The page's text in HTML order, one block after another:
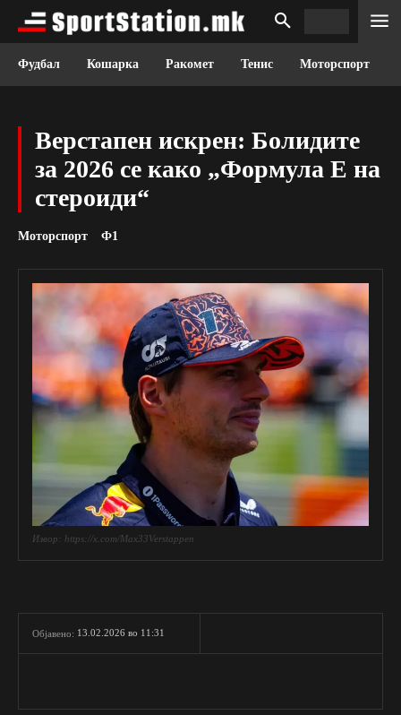
Фудбал Кошарка Ракомет Тенис Моторспорт
Верстапен искрен: Болидите
за 2026 се како „Формула Е на
стероиди“
Моторспорт Ф1
Извор: https://x.com/Max33Verstappen
Објавено: 13.02.2026 во 11:31